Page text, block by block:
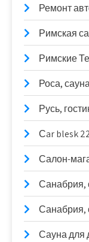
Ремонт
Римская
Римские
Роса,
Русь,
Сar blesk
Салон-
Санабрия,
Санабрия,
Сауна для